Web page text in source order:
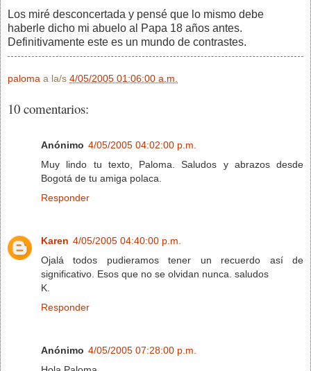
Los miré desconcertada y pensé que lo mismo debe
haberle dicho mi abuelo al Papa 18 años antes.
Definitivamente este es un mundo de contrastes.
paloma a la/s 4/05/2005 01:06:00 a.m.
10 comentarios:
Anónimo 4/05/2005 04:02:00 p.m.
Muy lindo tu texto, Paloma. Saludos y abrazos desde
Bogotá de tu amiga polaca.
Responder
Karen 4/05/2005 04:40:00 p.m.
Ojalá todos pudieramos tener un recuerdo así de
significativo. Esos que no se olvidan nunca. saludos
K.
Responder
Anónimo 4/05/2005 07:28:00 p.m.